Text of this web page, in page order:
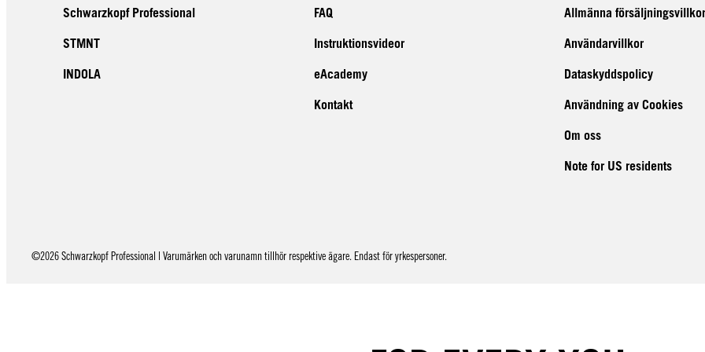
Schwarzkopf Professional
STMNT
INDOLA
FAQ
Instruktionsvideor
eAcademy
Kontakt
Allmänna försäljningsvillkor
Användarvillkor
Dataskyddspolicy
Användning av Cookies
Om oss
Note for US residents
©2026 Schwarzkopf Professional | Varumärken och varunamn tillhör respektive ägare. Endast för yrkespersoner.